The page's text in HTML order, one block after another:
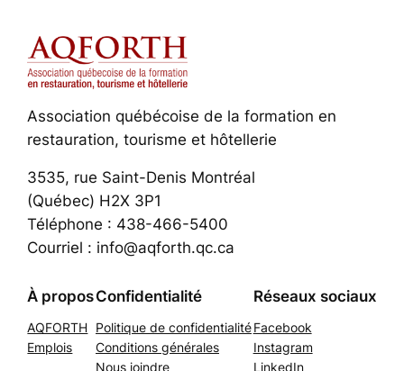
Association québécoise de la formation en
restauration, tourisme et hôtellerie
3535, rue Saint-Denis Montréal
(Québec) H2X 3P1
Téléphone : 438-466-5400
Courriel : info@aqforth.qc.ca
À propos
AQFORTH
Emplois
Confidentialité
Politique de confidentialité
Conditions générales
Nous joindre
Réseaux sociaux
Facebook
Instagram
LinkedIn